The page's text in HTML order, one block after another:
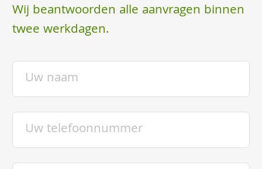
Wij beantwoorden alle aanvragen binnen
twee werkdagen.